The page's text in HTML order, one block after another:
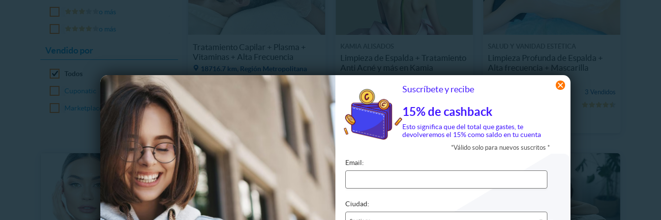
Suscríbete y recibe
15% de cashback
Esto significa que del total que gastes, te
devolveremos el 15% como saldo en tu cuenta
*Válido solo para nuevos suscritos *
Email:
Ciudad:
o más
o más
Vendido por
Todos
Cuponatic
Marketplace
Tratamiento Capilar + Plasma +
Vitaminas + Alta Frecuencia
18716.7 km, Región Metropolitana
4 Vendidos
Limpieza de Espalda + Tratamiento
Anti Acné y más en Kamia
$25.990
$45.000
Limpieza Profunda de Espalda +
Alta frecuencia + Mascarilla
18718 km, Providencia
3 Vendidos